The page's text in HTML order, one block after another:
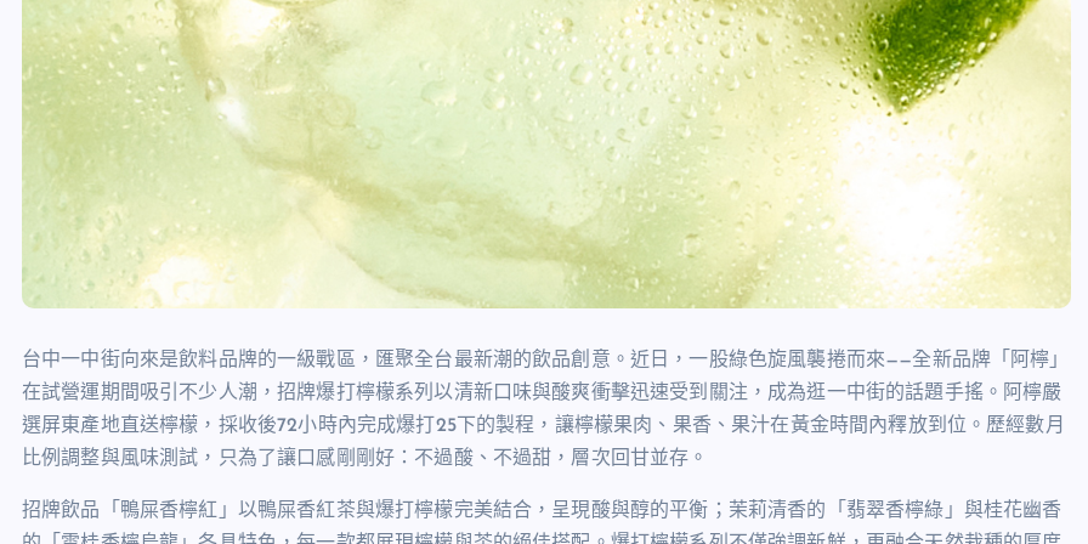
台中一中街向來是飲料品牌的一級戰區，匯聚全台最新潮的飲品創意。近日，一股綠色旋風襲捲而來——全新品牌「阿檸」
在試營運期間吸引不少人潮，招牌爆打檸檬系列以清新口味與酸爽衝擊迅速受到關注，成為逛一中街的話題手搖。阿檸嚴
選屏東產地直送檸檬，採收後72小時內完成爆打25下的製程，讓檸檬果肉、果香、果汁在黃金時間內釋放到位。歷經數月
比例調整與風味測試，只為了讓口感剛剛好：不過酸、不過甜，層次回甘並存。
招牌飲品「鴨屎香檸紅」以鴨屎香紅茶與爆打檸檬完美結合，呈現酸與醇的平衡；茉莉清香的「翡翠香檸綠」與桂花幽香